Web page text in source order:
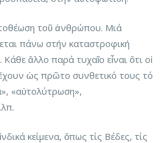
τοῦ ἀνθρώπου. Μιά
πάνω στήν καταστροφική
ἄλλο παρά τυχαῖο εἶναι ὅτι οἱ
ὡς πρῶτο συνθετικό τους τό
«αὐτολύτρωση»,
κείμενα, ὅπως τίς Βέδες, τίς